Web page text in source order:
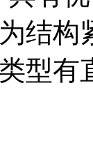
结
型有